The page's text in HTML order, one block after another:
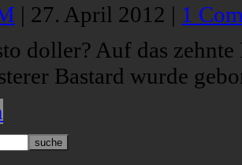
| 27. April 2012 | 1
doller? Auf das
Bastard wurde